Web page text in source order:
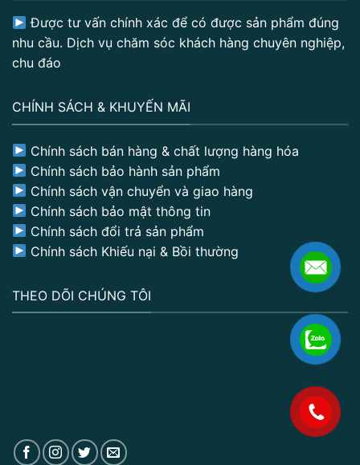
Được tư vấn chính xác để có được sản phẩm đúng
nhu cầu. Dịch vụ chăm sóc khách hàng chuyên nghiệp,
chu đáo
CHÍNH SÁCH & KHUYẾN MÃI
Chính sách bán hàng & chất lượng hàng hóa
Chính sách bảo hành sản phẩm
Chính sách vận chuyển và giao hàng
Chính sách bảo mật thông tin
Chính sách đổi trả sản phẩm
Chính sách Khiếu nại & Bồi thường
THEO DÕI CHÚNG TÔI
.